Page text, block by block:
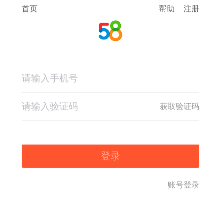
首页 帮助 注册
获取验证码
登录
账号登录